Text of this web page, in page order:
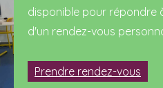
disponible pour répondre
d'un rendez-vous
Prendre rendez-vous